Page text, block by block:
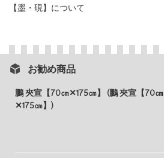
【墨・硯】について
お勧め商品
鵬 夾宣【70㎝✕175㎝】 (鵬 夾宣【70㎝
✕175㎝】)